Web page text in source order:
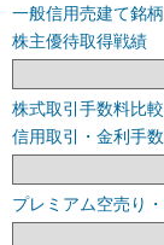
一般信用売建て銘柄
株主優待取得戦績
株式取引手数料比較
信用取引・金利手
プレミアム空売り